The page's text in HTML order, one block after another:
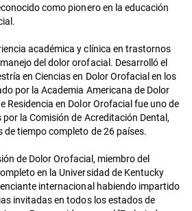
como pionero en la educación
académica y clínica en trastornos
del dolor orofacial. Desarrolló el
en Ciencias en Dolor Orofacial en los
por la Academia Americana de Dolor
Residencia en Dolor Orofacial fue uno de
la Comisión de Acreditación Dental,
tiempo completo de 26 países.
de Dolor Orofacial, miembro del
en la Universidad de Kentucky
internacional habiendo impartido
invitadas en todos los estados de